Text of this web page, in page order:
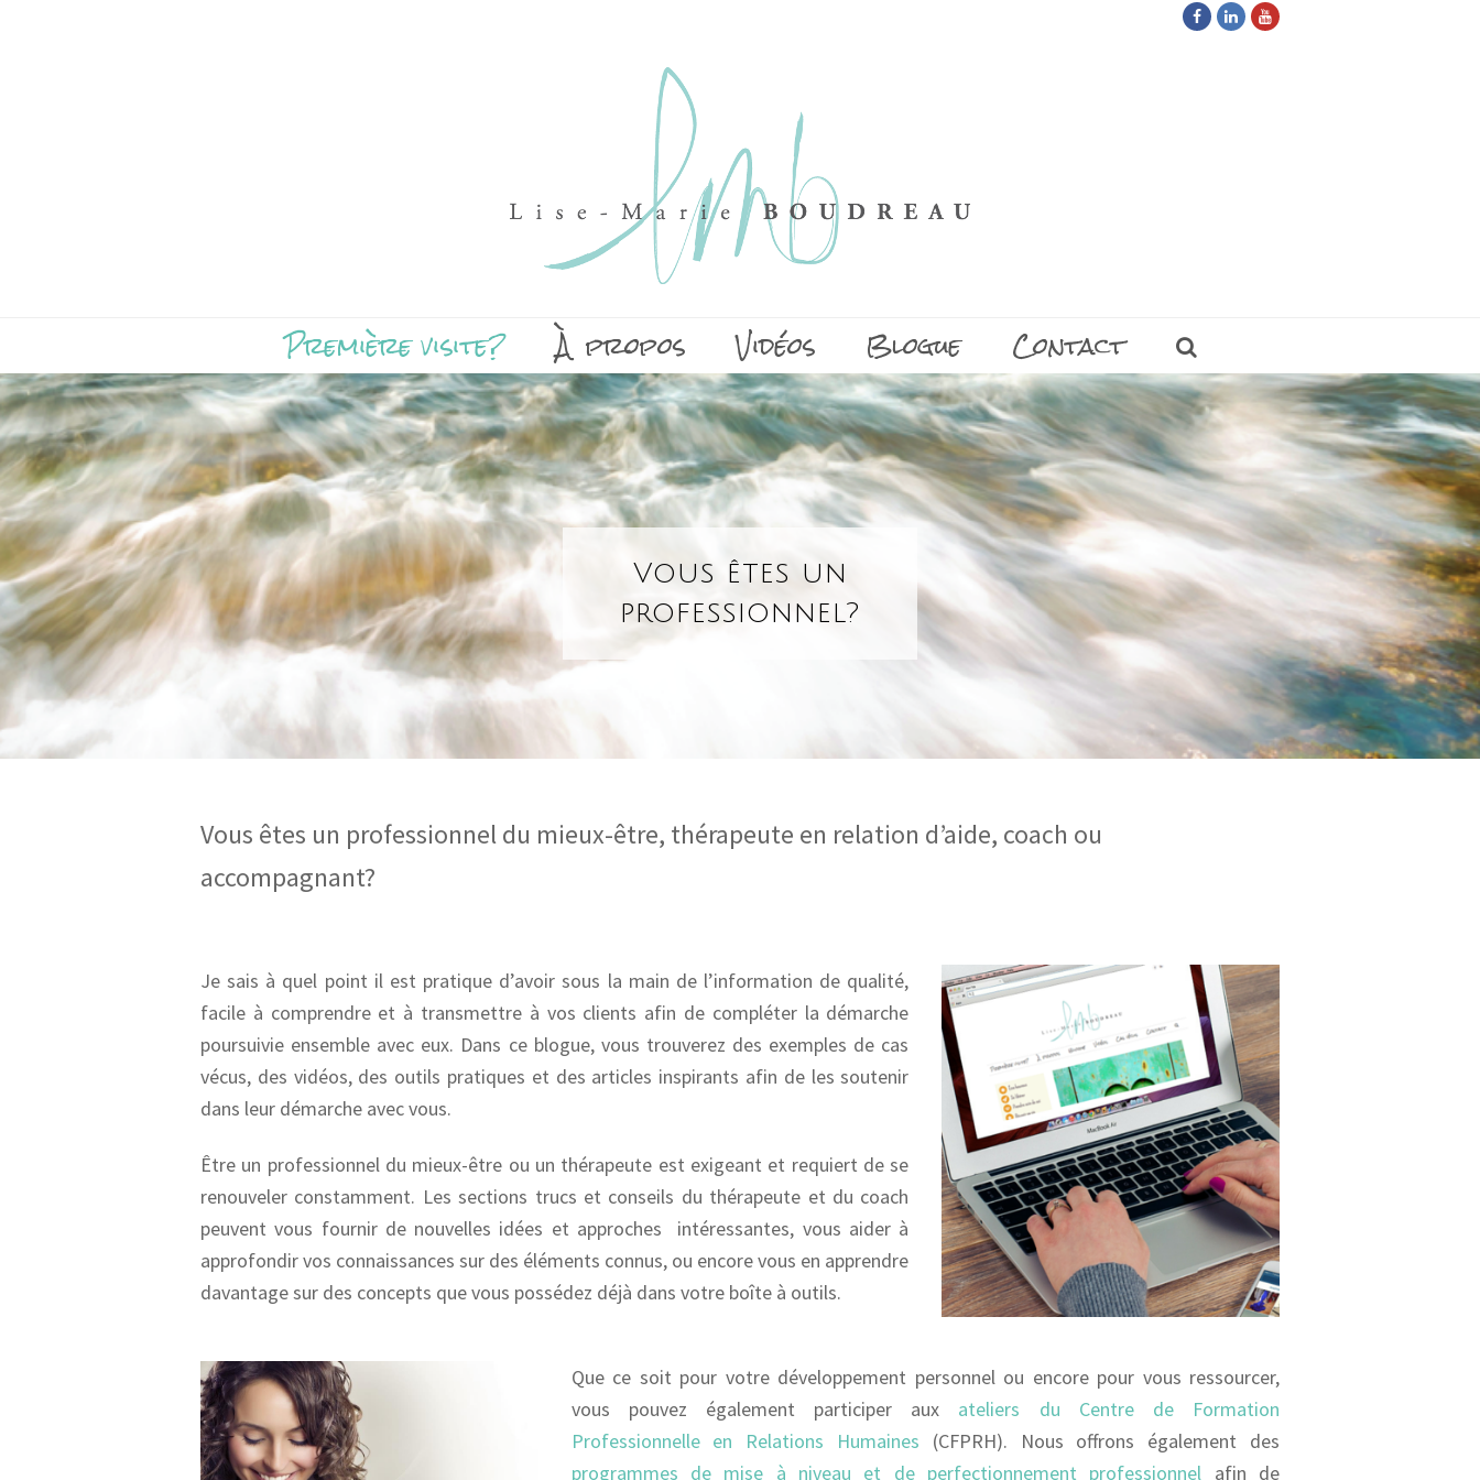
Facebook
LinkedInYoutube
Première visite? À propos Vidéos Blogue Contact
Vous êtes un
professionnel?
Vous êtes un professionnel du mieux-être, thérapeute en relation d’aide, coach ou
accompagnant?
Je sais à quel point il est pratique d’avoir sous la main de l’information de qualité,
facile à comprendre et à transmettre à vos clients afin de compléter la démarche
poursuivie ensemble avec eux. Dans ce blogue, vous trouverez des exemples de cas
vécus, des vidéos, des outils pratiques et des articles inspirants afin de les soutenir
dans leur démarche avec vous.
Être un professionnel du mieux-être ou un thérapeute est exigeant et requiert de se
renouveler constamment. Les sections trucs et conseils du thérapeute et du coach
peuvent vous fournir de nouvelles idées et approches intéressantes, vous aider à
approfondir vos connaissances sur des éléments connus, ou encore vous en apprendre
davantage sur des concepts que vous possédez déjà dans votre boîte à outils.
Que ce soit pour votre développement personnel ou encore pour vous ressourcer,
vous pouvez également participer aux ateliers du Centre de Formation
Professionnelle en Relations Humaines (CFPRH). Nous offrons également des
programmes de mise à niveau et de perfectionnement professionnel afin de